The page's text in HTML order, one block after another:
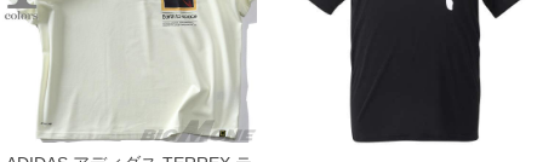
3XL
4XL/138/78/138/53/29
5XL/142/81/142/53/30
単位はcm
※【返品交換について】
返品交換希望の方は、商品到着後1週間以内にご連絡ください。